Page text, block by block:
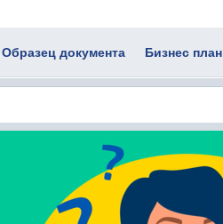
Образец документа Бизнес план